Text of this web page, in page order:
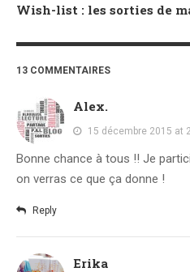
Sociologie
Témoignage
Théâtre
Thriller
Thriller Psychologique
Throwback Thursday Livresque
Wish-List
Wish-list : les sorties de
13 COMMENTAIRES
Alex.
15 décembre 2015 at
Bonne chance à tous !! Je
on verras ce que ça donne !
Reply
Erika